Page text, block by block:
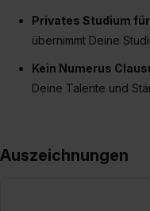
Privates Studium
übernimmt Deine
Kein Numerus
Deine Talente und
Auszeichnungen